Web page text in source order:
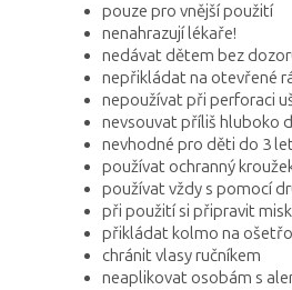
pouze pro vnější použití
nenahrazují lékaře!
nedávat dětem bez
nepřikládat na otevřené
nepoužívat při perforaci
nevsouvat příliš hluboko
nevhodné pro děti do 3
používat ochranný
používat vždy s pomocí
při použití si připravit
přikládat kolmo na
chránit vlasy ručníkem
neaplikovat osobám s